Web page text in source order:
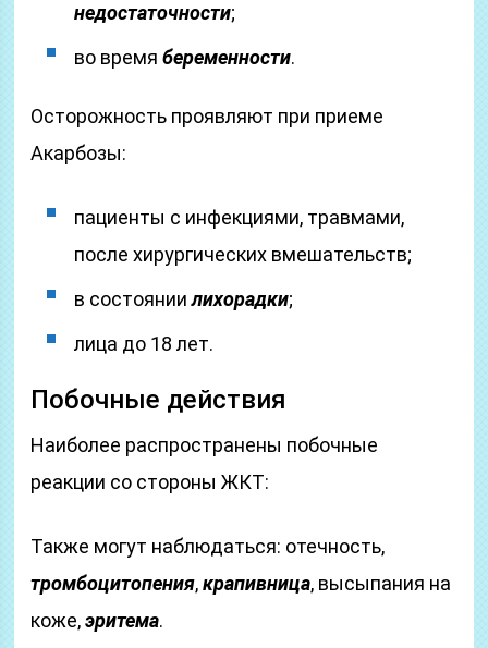
недостаточности;
во времябеременности.
Осторожность проявляют при приеме
Акарбозы:
пациенты с инфекциями, травмами,
после хирургических вмешательств;
в состояниилихорадки;
лица до 18 лет.
Побочные действия
Наиболее распространены побочные
реакции со стороны ЖКТ:
Также могут наблюдаться: отечность,
тромбоцитопения,крапивница, высыпания на
коже,эритема.